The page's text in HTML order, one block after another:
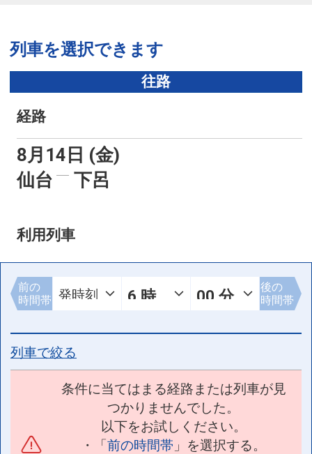
列車を選択できます
往路
経路
8月14日 (金)
仙台
下呂
利用列車
前の
時間帯
後の
時間帯
列車で絞る
条件に当てはまる経路または列車が見
つかりませんでした。
以下をお試しください。
・「前の時間帯 」を選択する。